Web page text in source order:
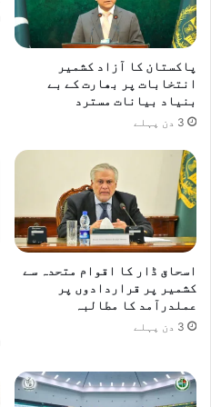
پاکستان کا آزاد کشمیر
انتخابات پر بھارت کے بے
بنیاد بیانات مسترد
3 دن پہلے
اسحاق ڈار کا اقوام متحدہ سے
کشمیر پر قراردادوں پر
عملدرآمد کا مطالبہ
3 دن پہلے